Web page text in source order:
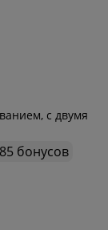
с двумя
бонусов